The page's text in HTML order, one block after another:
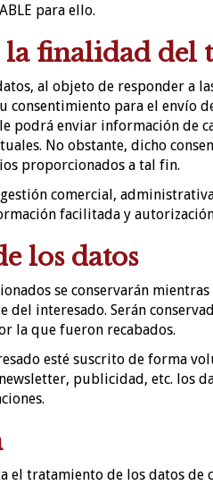
para ello.
la finalidad del
al objeto de responder a
consentimiento para el envío
podrá enviar información de
No obstante, dicho
proporcionados a tal fin.
comercial,
facilitada y
los datos
se conservarán
interesado. Serán
la que fueron recabados.
esté suscrito de forma
publicidad, etc. los
el tratamiento de los datos de